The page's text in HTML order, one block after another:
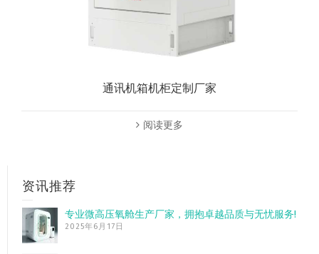
通讯机箱机柜定制厂家
阅读更多
资讯推荐
专业微高压氧舱生产厂家，拥抱卓越品质与无忧服务!
2025年6月17日